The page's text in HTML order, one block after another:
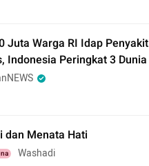
Juta Warga RI Idap Penyakit
Indonesia Peringkat 3 Dunia
dan Menata Hati
Washadi